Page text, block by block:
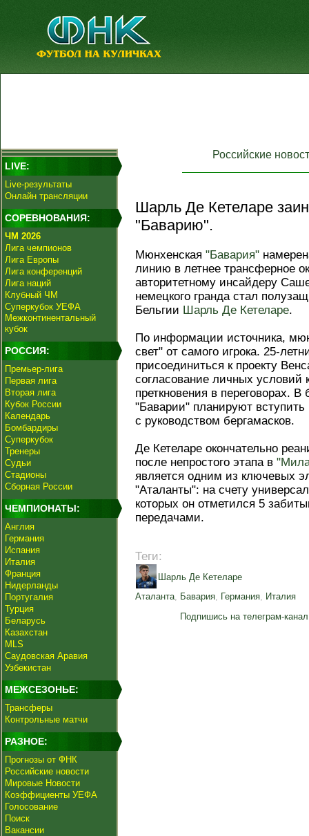
LIVE:
Live-результаты
Онлайн трансляции
СОРЕВНОВАНИЯ:
ЧМ 2026
Лига чемпионов
Лига Европы
Лига конференций
Лига наций
Клубный ЧМ
Суперкубок УЕФА
Межконтинентальный
кубок
РОССИЯ:
Премьер-лига
Первая лига
Вторая лига
Кубок России
Календарь
Бомбардиры
Суперкубок
Тренеры
Судьи
Стадионы
Сборная России
ЧЕМПИОНАТЫ:
Англия
Германия
Испания
Италия
Франция
Нидерланды
Португалия
Турция
Беларусь
Казахстан
MLS
Саудовская Аравия
Узбекистан
МЕЖСЕЗОНЬЕ:
Трансферы
Контрольные матчи
РАЗНОЕ:
Прогнозы от ФНК
Российские новости
Мировые Новости
Коэффициенты УЕФА
Голосование
Поиск
Вакансии
Российские
Шарль Де Кетеларе
"Баварию".
Мюнхенская "Бавария"
линию в летнее трансферное
авторитетному инсайдеру
немецкого гранда стал
Бельгии Шарль Де Кетеларе.
По информации источника,
свет" от самого игрока. 25-
присоединиться к проекту
согласование личных условий
преткновения в переговорах.
"Баварии" планируют
с руководством бергамасков.
Де Кетеларе окончательно
после непростого этапа в
является одним из ключевых
"Аталанты": на счету
которых он отметился 5
передачами.
Теги:
Шарль Де Кетеларе
Аталанта, Бавария, Германия, Италия
Подпишись на телеграм-